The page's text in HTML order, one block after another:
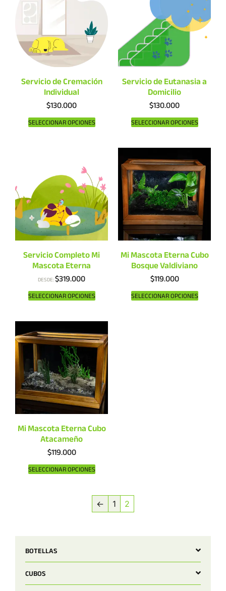
BOTELLAS
CUBOS
Servicio de Cremación
Individual
$130.000
SELECCIONAR OPCIONES
Servicio de Eutanasia a
Domicilio
$130.000
SELECCIONAR OPCIONES
Servicio Completo Mi
Mascota Eterna
DESDE:$319.000
SELECCIONAR OPCIONES
Mi Mascota Eterna Cubo
Bosque Valdiviano
$119.000
SELECCIONAR OPCIONES
Mi Mascota Eterna Cubo
Atacameño
$119.000
SELECCIONAR OPCIONES
← 1 2